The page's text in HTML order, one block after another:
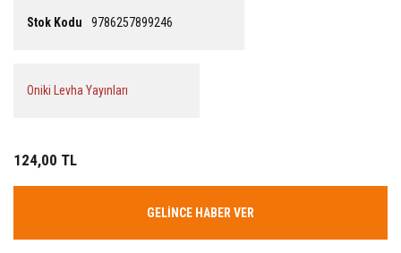
Stok Kodu 9786257899246
Oniki Levha Yayınları
124,00 TL
GELİNCE HABER VER